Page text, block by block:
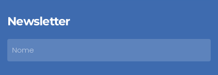
Newsletter